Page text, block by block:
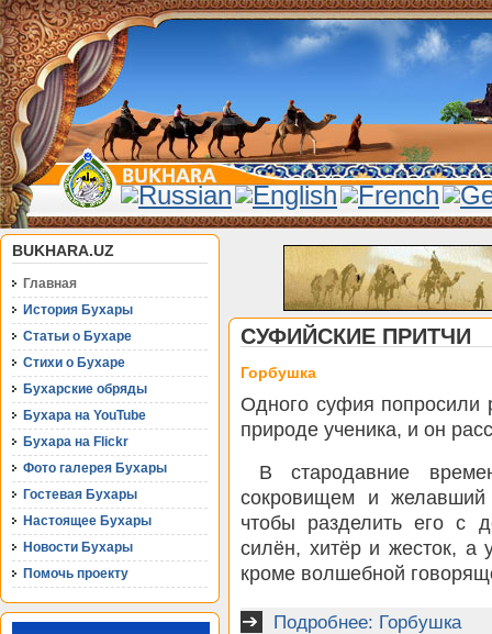
BUKHARA.UZ
Главная
История Бухары
Статьи о Бухаре
Стихи о Бухаре
Бухарские обряды
Бухара на YouTube
Бухара на Flickr
Фото галерея Бухары
Гостевая Бухары
Настоящее Бухары
Новости Бухары
Помочь проекту
СУФИЙСКИЕ ПРИТЧИ
Горбушка
Одного суфия попросили
природе ученика, и он
В стародавние
сокровищем и желавший
чтобы разделить его с
силён, хитёр и жесток, а
кроме волшебной
Подробнее: Горбушка